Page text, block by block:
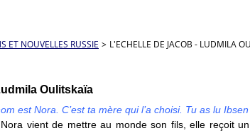
ET NOUVELLES RUSSIE > L'ECHELLE DE JACOB - LUDMILA
Oulitskaïa
est Nora. C’est ta mère qui l’a choisi. Tu as lu
vient de mettre au monde son fils, elle reçoit